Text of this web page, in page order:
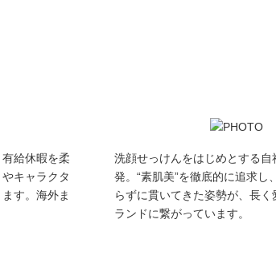
給休暇を柔
キャラクタ
す。海外ま
洗顔せっけんをはじめとする自
発。“素肌美”を徹底的に追求し
らずに貫いてきた姿勢が、長く
ランドに繋がっています。